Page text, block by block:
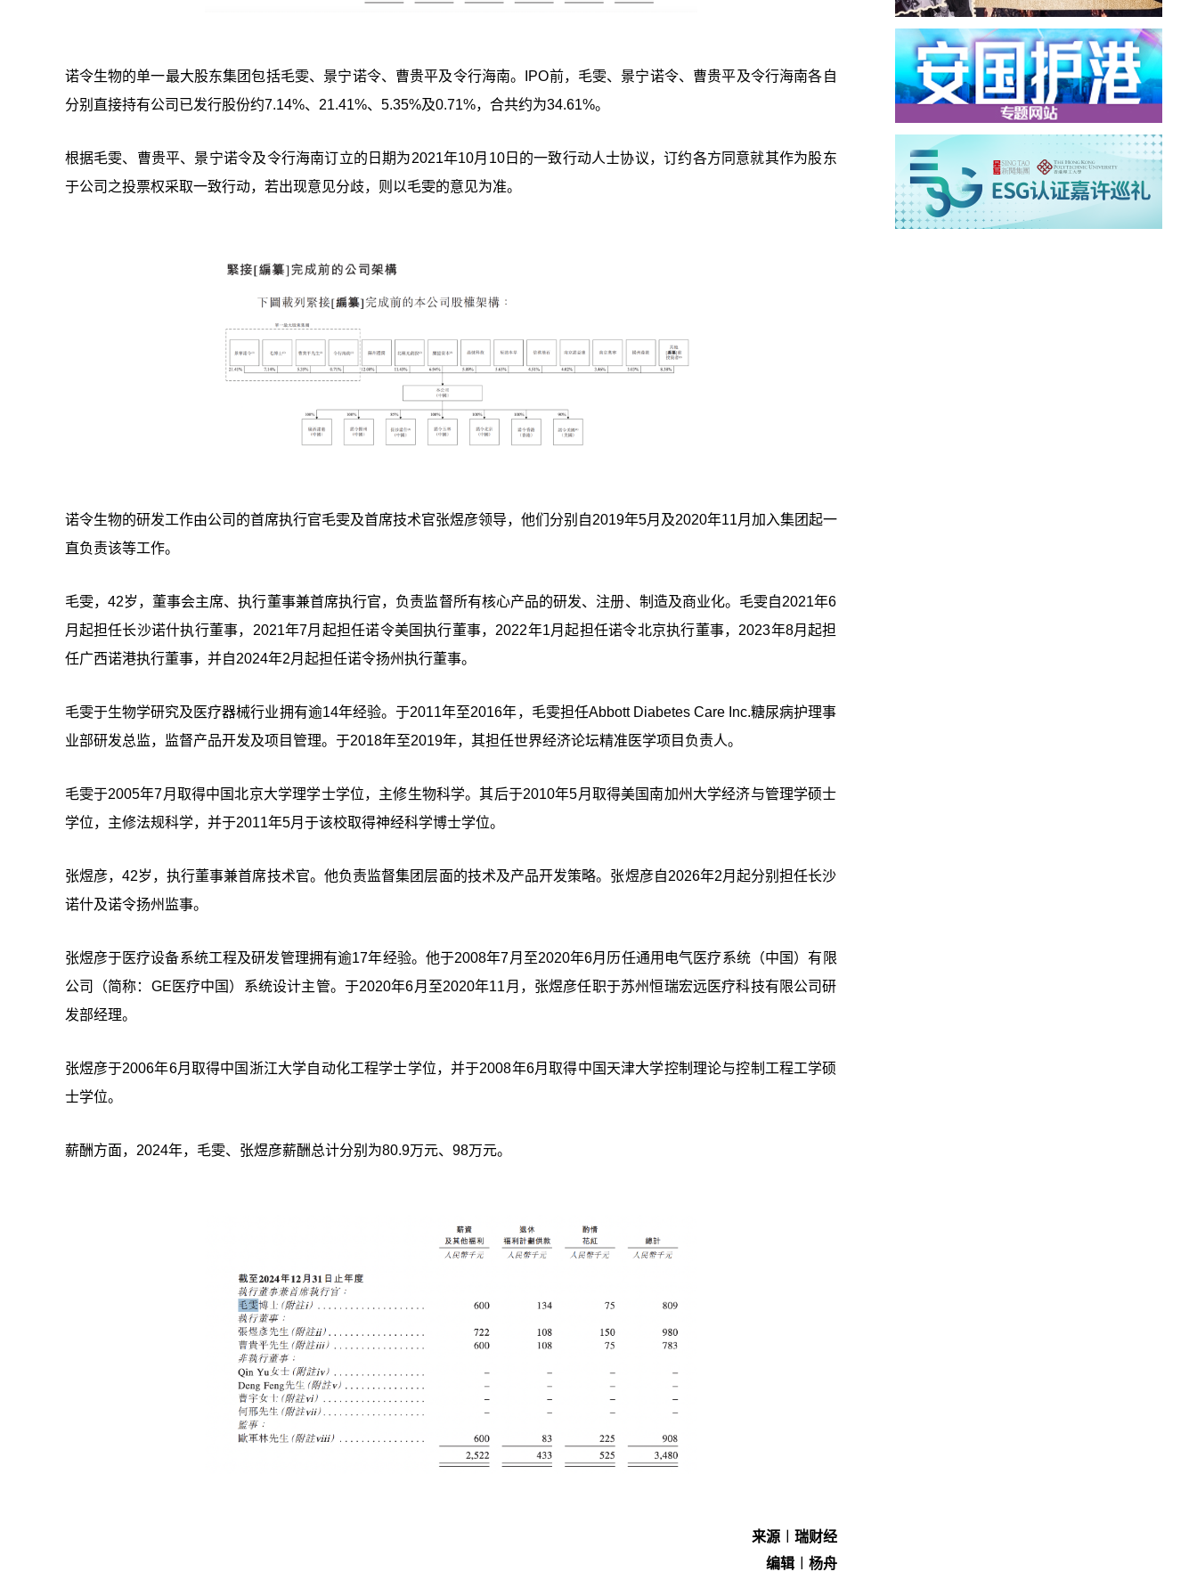
诺令生物的单一最大股东集团包括毛雯、景宁诺令、曹贵平及令行海南。IPO前，毛雯、景宁诺令、曹贵平及令行海南各自
分别直接持有公司已发行股份约7.14%、21.41%、5.35%及0.71%，合共约为34.61%。
根据毛雯、曹贵平、景宁诺令及令行海南订立的日期为2021年10月10日的一致行动人士协议，订约各方同意就其作为股东
于公司之投票权采取一致行动，若出现意见分歧，则以毛雯的意见为准。
诺令生物的研发工作由公司的首席执行官毛雯及首席技术官张煜彦领导，他们分别自2019年5月及2020年11月加入集团起一
直负责该等工作。
毛雯，42岁，董事会主席、执行董事兼首席执行官，负责监督所有核心产品的研发、注册、制造及商业化。毛雯自2021年6
月起担任长沙诺什执行董事，2021年7月起担任诺令美国执行董事，2022年1月起担任诺令北京执行董事，2023年8月起担
任广西诺港执行董事，并自2024年2月起担任诺令扬州执行董事。
毛雯于生物学研究及医疗器械行业拥有逾14年经验。于2011年至2016年，毛雯担任Abbott Diabetes Care Inc.糖尿病护理事
业部研发总监，监督产品开发及项目管理。于2018年至2019年，其担任世界经济论坛精准医学项目负责人。
毛雯于2005年7月取得中国北京大学理学士学位，主修生物科学。其后于2010年5月取得美国南加州大学经济与管理学硕士
学位，主修法规科学，并于2011年5月于该校取得神经科学博士学位。
张煜彦，42岁，执行董事兼首席技术官。他负责监督集团层面的技术及产品开发策略。张煜彦自2026年2月起分别担任长沙
诺什及诺令扬州监事。
张煜彦于医疗设备系统工程及研发管理拥有逾17年经验。他于2008年7月至2020年6月历任通用电气医疗系统（中国）有限
公司（简称：GE医疗中国）系统设计主管。于2020年6月至2020年11月，张煜彦任职于苏州恒瑞宏远医疗科技有限公司研
发部经理。
张煜彦于2006年6月取得中国浙江大学自动化工程学士学位，并于2008年6月取得中国天津大学控制理论与控制工程工学硕
士学位。
薪酬方面，2024年，毛雯、张煜彦薪酬总计分别为80.9万元、98万元。
来源︱瑞财经
编辑︱杨舟